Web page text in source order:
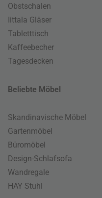
Obstschalen
Iittala Gläser
Tabletttisch
Kaffeebecher
Tagesdecken
Beliebte Möbel
Skandinavische Möbel
Gartenmöbel
Büromöbel
Design-Schlafsofa
Wandregale
HAY Stuhl